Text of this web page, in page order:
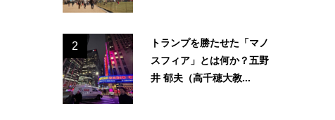
2
トランプを勝たせた「マノ
スフィア」とは何か？五野
井 郁夫（高千穂大教...